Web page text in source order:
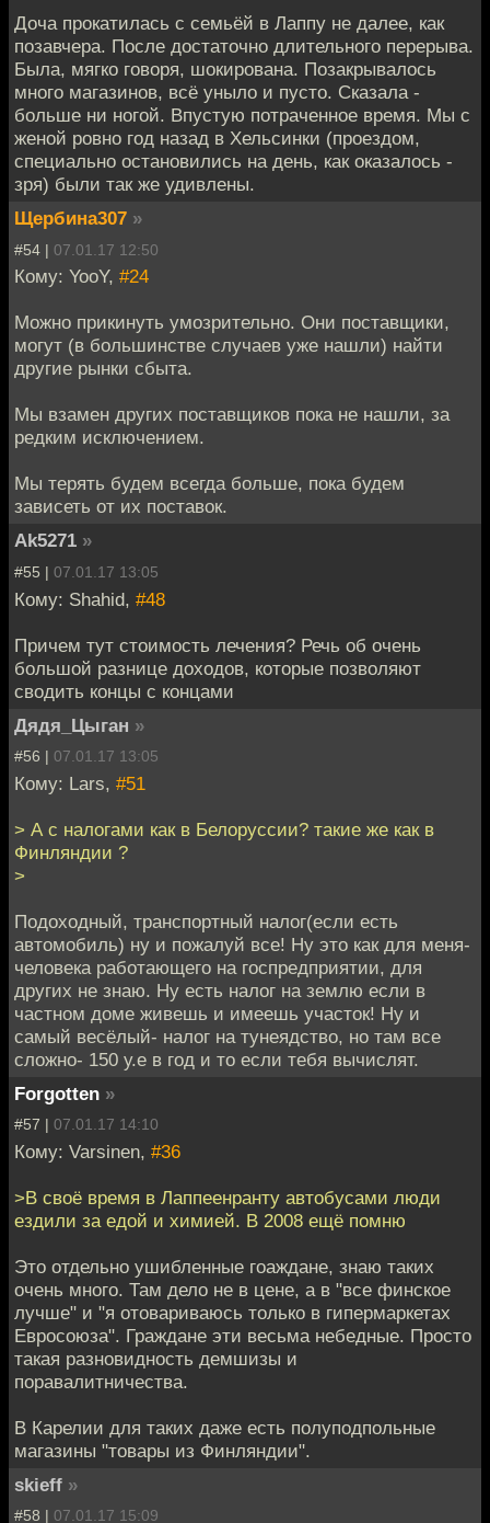
Доча прокатилась с семьёй в Лаппу не далее, как
позавчера. После достаточно длительного перерыва.
Была, мягко говоря, шокирована. Позакрывалось
много магазинов, всё уныло и пусто. Сказала -
больше ни ногой. Впустую потраченное время. Мы с
женой ровно год назад в Хельсинки (проездом,
специально остановились на день, как оказалось -
зря) были так же удивлены.
Щербина307 »
#54 | 07.01.17 12:50
Кому: YooY, #24
Можно прикинуть умозрительно. Они поставщики,
могут (в большинстве случаев уже нашли) найти
другие рынки сбыта.
Мы взамен других поставщиков пока не нашли, за
редким исключением.
Мы терять будем всегда больше, пока будем
зависеть от их поставок.
Ak5271 »
#55 | 07.01.17 13:05
Кому: Shahid, #48
Причем тут стоимость лечения? Речь об очень
большой разнице доходов, которые позволяют
сводить концы с концами
Дядя_Цыган »
#56 | 07.01.17 13:05
Кому: Lars, #51
> А с налогами как в Белоруссии? такие же как в
Финляндии ?
>
Подоходный, транспортный налог(если есть
автомобиль) ну и пожалуй все! Ну это как для меня-
человека работающего на госпредприятии, для
других не знаю. Ну есть налог на землю если в
частном доме живешь и имеешь участок! Ну и
самый весёлый- налог на тунеядство, но там все
сложно- 150 у.е в год и то если тебя вычислят.
Forgotten »
#57 | 07.01.17 14:10
Кому: Varsinen, #36
>В своё время в Лаппеенранту автобусами люди
ездили за едой и химией. В 2008 ещё помню
Это отдельно ушибленные гоаждане, знаю таких
очень много. Там дело не в цене, а в "все финское
лучше" и "я отовариваюсь только в гипермаркетах
Евросоюза". Граждане эти весьма небедные. Просто
такая разновидность демшизы и
поравалитничества.
В Карелии для таких даже есть полуподпольные
магазины "товары из Финляндии".
skieff »
#58 | 07.01.17 15:09